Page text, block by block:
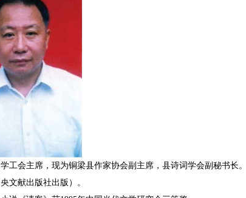
会主席，现为铜梁县作家协会副主席，县诗词学会副秘书长。
文献出版社出版）。